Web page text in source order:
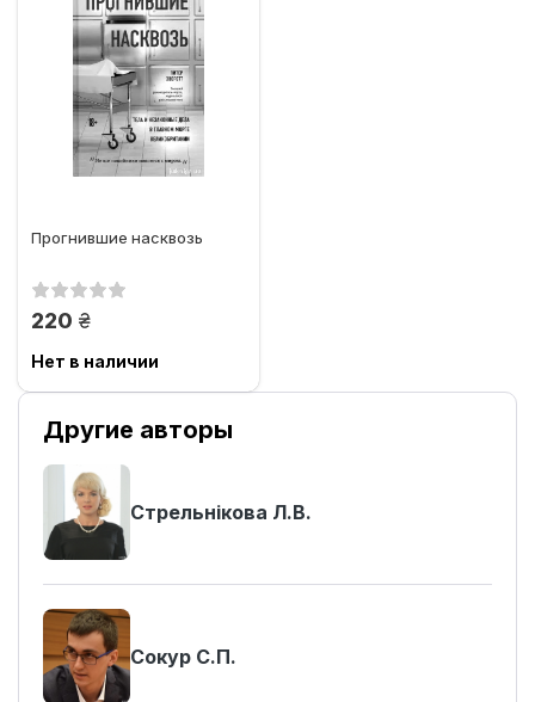
Прогнившие насквозь
220 грн.
Нет в наличии
Другие авторы
Стрельнікова Л.В.
Сокур С.П.